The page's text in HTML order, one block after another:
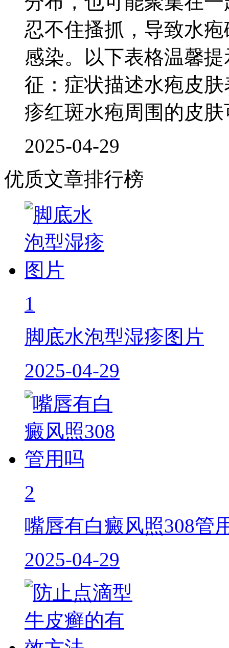
忍不住搔抓，导致水
感染。以下表格温馨
征：症状描述水疱皮
疹红斑水疱周围的皮
2025-04-29
优质文章排行榜
1
脚底水泡型湿疹图片
2025-04-29
2
嘴唇有白癜风照308管
2025-04-29